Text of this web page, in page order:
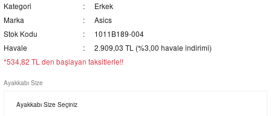
Kategori
Erkek
Marka
Asics
Stok Kodu
1011B189-004
Havale
2.909,03 TL (%3,00 havale indirimi)
*534,82 TL den başlayan taksitlerle!!
Ayakkabı Size